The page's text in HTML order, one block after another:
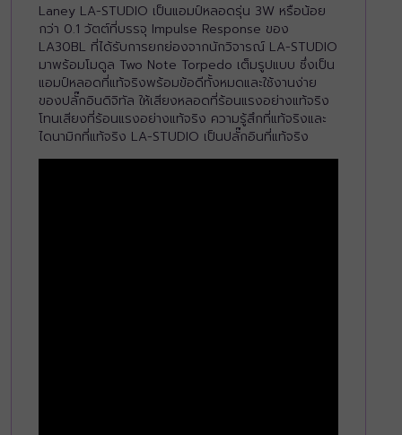
Laney LA-STUDIO เป็นแอมป์หลอดรุ่น 3W หรือน้อย
กว่า 0.1 วัตต์ที่บรรจุ Impulse Response ของ
LA30BL ที่ได้รับการยกย่องจากนักวิจารณ์ LA-STUDIO
มาพร้อมโมดูล Two Note Torpedo เต็มรูปแบบ ซึ่งเป็น
แอมป์หลอดที่แท้จริงพร้อมข้อดีทั้งหมดและใช้งานง่าย
ของปลั๊กอินดิจิทัล ให้เสียงหลอดที่ร้อนแรงอย่างแท้จริง
โทนเสียงที่ร้อนแรงอย่างแท้จริง ความรู้สึกที่แท้จริงและ
ไดนามิกที่แท้จริง LA-STUDIO เป็นปลั๊กอินที่แท้จริง